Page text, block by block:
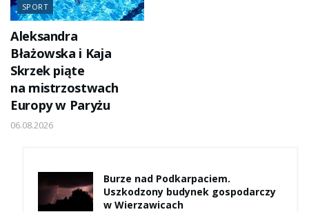
SPORT
Aleksandra
Błażowska i Kaja
Skrzek piąte
na mistrzostwach
Europy w Paryżu
06.08.2026
Burze nad Podkarpaciem.
Uszkodzony budynek gospodarczy
w Wierzawicach